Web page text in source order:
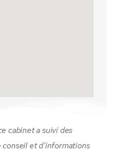
cabinet a suivi des
et d’informations